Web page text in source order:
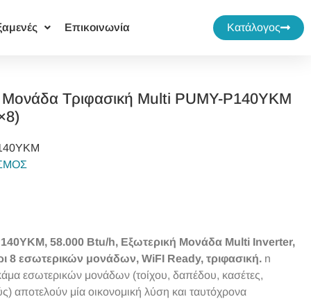
Επικοινωνία Κατάλογος
Τριφασική Multi PUMY-P140YKM
58.000 Btu/h, Εξωτερική Μονάδα Multi Inverter,
8 εσωτερικών μονάδων, WiFI Ready, τριφασική. n
εσωτερικών μονάδων (τοίχου, δαπέδου, κασέτες,
αποτελούν μία οικονομική λύση και ταυτόχρονα